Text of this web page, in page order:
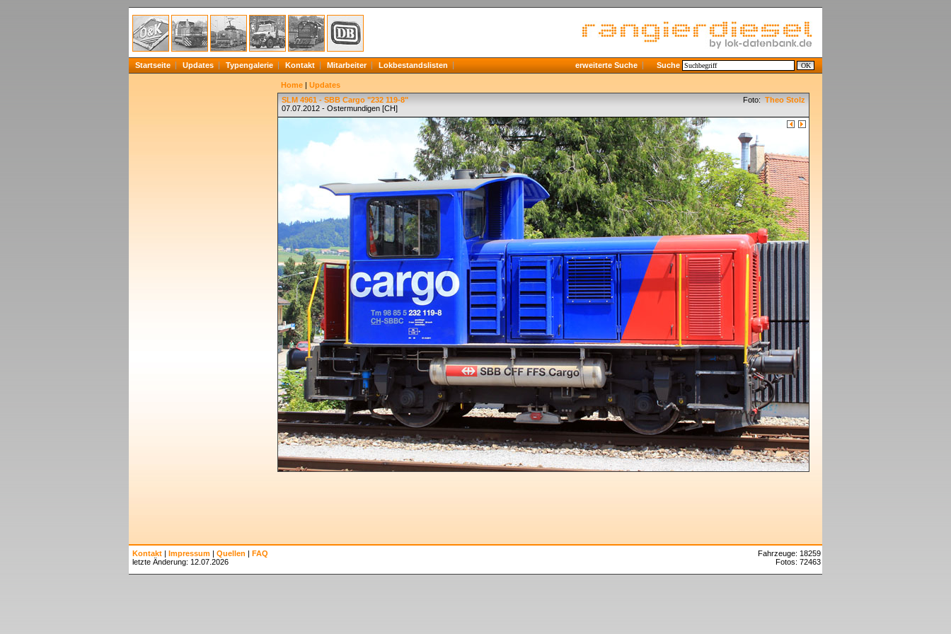
Startseite Updates Typengalerie Kontakt Mitarbeiter Lokbestandslisten erweiterte Suche Suche
Home | Updates
SLM 4961 - SBB Cargo "232 119-8"
07.07.2012 - Ostermundigen [CH]
Foto: Theo Stolz
Kontakt | Impressum | Quellen | FAQ
letzte Änderung: 12.07.2026
Fahrzeuge: 18259
Fotos: 72463